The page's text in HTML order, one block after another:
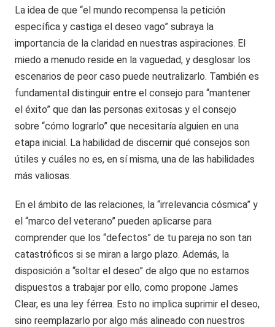
La idea de que “el mundo recompensa la petición
específica y castiga el deseo vago” subraya la
importancia de la claridad en nuestras aspiraciones. El
miedo a menudo reside en la vaguedad, y desglosar los
escenarios de peor caso puede neutralizarlo. También es
fundamental distinguir entre el consejo para “mantener
el éxito” que dan las personas exitosas y el consejo
sobre “cómo lograrlo” que necesitaría alguien en una
etapa inicial. La habilidad de discernir qué consejos son
útiles y cuáles no es, en sí misma, una de las habilidades
más valiosas.
En el ámbito de las relaciones, la “irrelevancia cósmica” y
el “marco del veterano” pueden aplicarse para
comprender que los “defectos” de tu pareja no son tan
catastróficos si se miran a largo plazo. Además, la
disposición a “soltar el deseo” de algo que no estamos
dispuestos a trabajar por ello, como propone James
Clear, es una ley férrea. Esto no implica suprimir el deseo,
sino reemplazarlo por algo más alineado con nuestros